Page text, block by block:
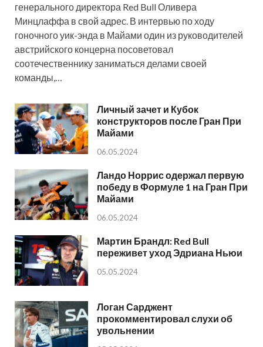
генерального директора Red Bull Оливера
Минцлаффа в свой адрес. В интервью по ходу
гоночного уик-энда в Майами один из руководителей
австрийского концерна посоветовал
соотечественнику заниматься делами своей
команды,…
Личный зачет и Кубок
конструкторов после Гран При
Майами
06.05.2024
Ландо Норрис одержал первую
победу в Формуле 1 на Гран При
Майами
06.05.2024
Мартин Брандл: Red Bull
переживет уход Эдриана Ньюи
05.05.2024
Логан Сарджент
прокомментировал слухи об
увольнении